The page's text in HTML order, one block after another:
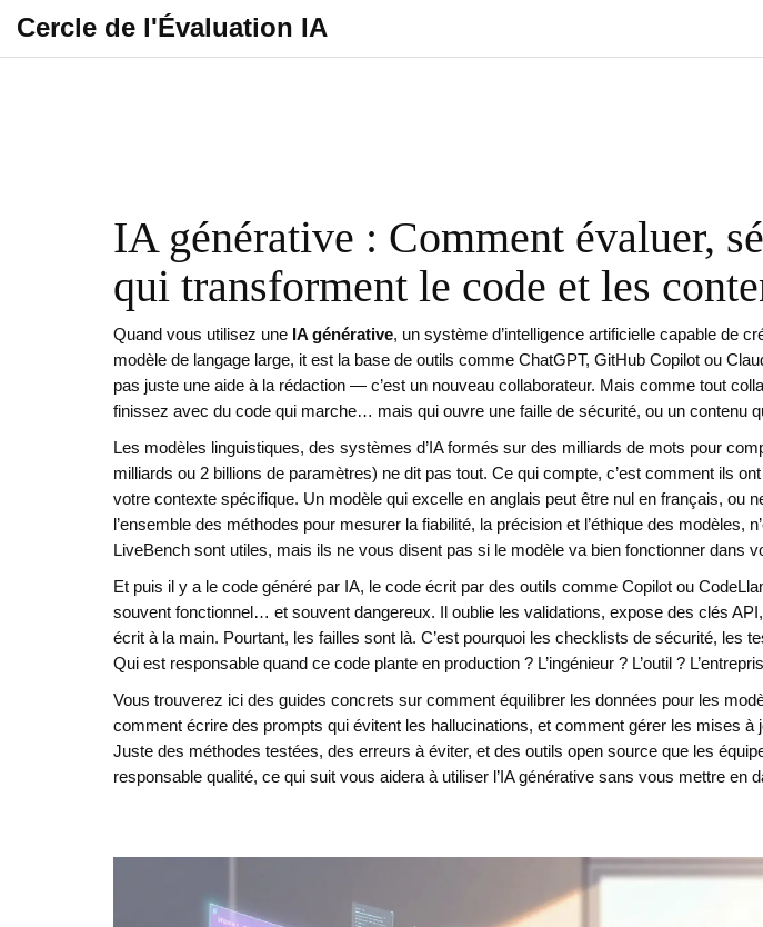
Cercle de l'Évaluation IA
IA générative : Comment évaluer,
qui transforment le code et les
Quand vous utilisez une IA générative, un système d’intelligence artificielle capable de
modèle de langage large, it est la base de outils comme ChatGPT, GitHub Copilot ou
pas juste une aide à la rédaction — c’est un nouveau collaborateur. Mais comme tout
finissez avec du code qui marche… mais qui ouvre une faille de sécurité, ou un contenu
Les modèles linguistiques, des systèmes d’IA formés sur des milliards de mots pour
milliards ou 2 billions de paramètres) ne dit pas tout. Ce qui compte, c’est comment ils
votre contexte spécifique. Un modèle qui excelle en anglais peut être nul en français, ou
l’ensemble des méthodes pour mesurer la fiabilité, la précision et l’éthique des modèles,
LiveBench sont utiles, mais ils ne vous disent pas si le modèle va bien fonctionner dans
Et puis il y a le code généré par IA, le code écrit par des outils comme Copilot ou
souvent fonctionnel… et souvent dangereux. Il oublie les validations, expose des clés
écrit à la main. Pourtant, les failles sont là. C’est pourquoi les checklists de sécurité,
Qui est responsable quand ce code plante en production ? L’ingénieur ? L’outil ?
Vous trouverez ici des guides concrets sur comment équilibrer les données pour les
comment écrire des prompts qui évitent les hallucinations, et comment gérer les mises
Juste des méthodes testées, des erreurs à éviter, et des outils open source que les
responsable qualité, ce qui suit vous aidera à utiliser l’IA générative sans vous mettre en